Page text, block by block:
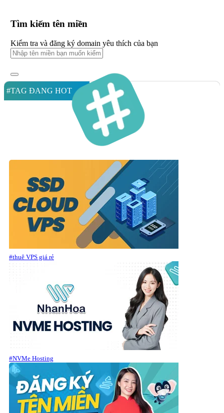
Tìm kiếm tên miền
Kiểm tra và đăng ký domain yêu thích của bạn
#TAG ĐANG HOT
#thuê VPS giá rẻ
#NVMe Hosting